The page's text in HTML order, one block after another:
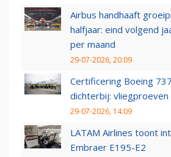
Airbus handhaaft
halfjaar: eind volgend
per maand
29-07-2026, 20:09
Certificering Boeing
dichterbij:
29-07-2026, 14:09
LATAM Airlines toont
Embraer E195-E2